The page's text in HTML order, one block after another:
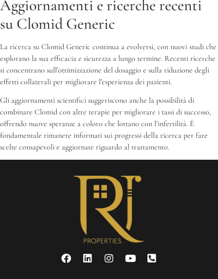
Aggiornamenti e ricerche recenti
su Clomid Generic
La ricerca su Clomid Generic continua a evolversi, con nuovi studi che
esplorano la sua efficacia e sicurezza a lungo termine. Recenti ricerche
si concentrano sull’ottimizzazione del dosaggio e sulla riduzione degli
effetti collaterali per migliorare l’esperienza dei pazienti.
Gli aggiornamenti scientifici suggeriscono anche la possibilità di
combinare Clomid con altre terapie per migliorare i tassi di successo,
offrendo nuove speranze a coloro che lottano con l’infertilità. È
fondamentale rimanere informati sui progressi della ricerca per fare
scelte consapevoli e aggiornate riguardo al trattamento.